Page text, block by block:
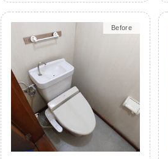
Before
After